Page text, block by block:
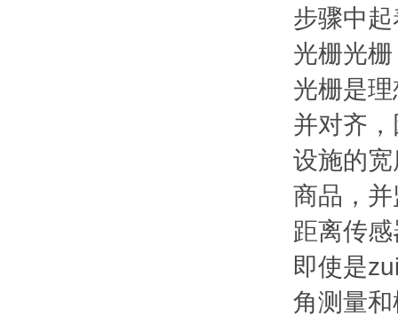
步骤中
光栅光栅
光栅是
并对齐
设施的
商品，
距离传
即使是
角测量